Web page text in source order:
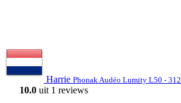
Harrie Phonak Audéo Lumity L50 - 312
10.0 uit 1 reviews